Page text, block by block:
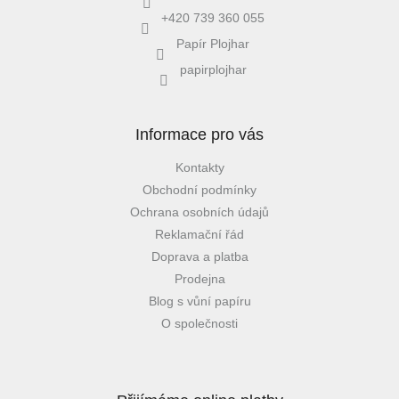
+420 739 360 055
Papír Plojhar
papirplojhar
Informace pro vás
Kontakty
Obchodní podmínky
Ochrana osobních údajů
Reklamační řád
Doprava a platba
Prodejna
Blog s vůní papíru
O společnosti